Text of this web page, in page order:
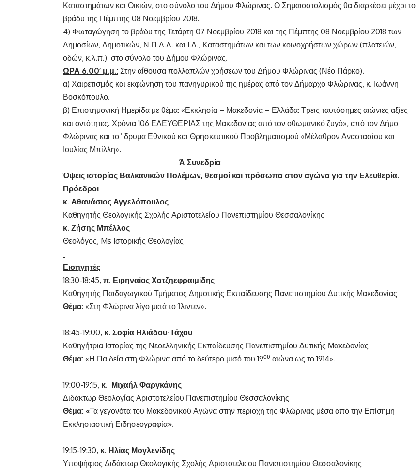
Καταστημάτων και Οικιών, στο σύνολο του Δήμου Φλώρινας. Ο Σημαιοστολισμός θα διαρκέσει μέχρι το
βράδυ της Πέμπτης 08 Νοεμβρίου 2018.
4) Φωταγώγηση το βράδυ της Τετάρτη 07 Νοεμβρίου 2018 και της Πέμπτης 08 Νοεμβρίου 2018 των
Δημοσίων, Δημοτικών, Ν.Π.Δ.Δ. και Ι.Δ., Καταστημάτων και των κοινοχρήστων χώρων (πλατειών,
οδών, κ.λ.π.), στο σύνολο του Δήμου Φλώρινας.
ΩΡΑ 6.00’ μ.μ.: Στην αίθουσα πολλαπλών χρήσεων του Δήμου Φλώρινας (Νέο Πάρκο).
α) Χαιρετισμός και εκφώνηση του πανηγυρικού της ημέρας από τον Δήμαρχο Φλώρινας, κ. Ιωάννη
Βοσκόπουλο.
β) Επιστημονική Ημερίδα με θέμα: «Εκκλησία – Μακεδονία – Ελλάδα: Τρεις ταυτόσημες αιώνιες αξίες
και οντότητες. Χρόνια 106 ΕΛΕΥΘΕΡΙΑΣ της Μακεδονίας από τον οθωμανικό ζυγό», από τον Δήμο
Φλώρινας και το Ίδρυμα Εθνικού και Θρησκευτικού Προβληματισμού «Μέλαθρον Αναστασίου και
Ιουλίας Μπίλλη».
Ά Συνεδρία
Όψεις ιστορίας Βαλκανικών Πολέμων, θεσμοί και πρόσωπα στον αγώνα για την Ελευθερία.
Πρόεδροι
κ. Αθανάσιος Αγγελόπουλος
Καθηγητής Θεολογικής Σχολής Αριστοτελείου Πανεπιστημίου Θεσσαλονίκης
κ. Ζήσης Μπέλλος
Θεολόγος, Ms Ιστορικής Θεολογίας
Εισηγητές
18:30-18:45, π. Ειρηναίος Χατζηεφραιμίδης
Καθηγητής Παιδαγωγικού Τμήματος Δημοτικής Εκπαίδευσης Πανεπιστημίου Δυτικής Μακεδονίας
Θέμα: «Στη Φλώρινα λίγο μετά το Ίλιντεν».
18:45-19:00, κ. Σοφία Ηλιάδου-Τάχου
Καθηγήτρια Ιστορίας της Νεοελληνικής Εκπαίδευσης Πανεπιστημίου Δυτικής Μακεδονίας
Θέμα: «Η Παιδεία στη Φλώρινα από το δεύτερο μισό του 19ου αιώνα ως το 1914».
19:00-19:15, κ. Μιχαήλ Φαργκάνης
Διδάκτωρ Θεολογίας Αριστοτελείου Πανεπιστημίου Θεσσαλονίκης
Θέμα: «Τα γεγονότα του Μακεδονικού Αγώνα στην περιοχή της Φλώρινας μέσα από την Επίσημη
Εκκλησιαστική Ειδησεογραφία».
19:15-19:30, κ. Ηλίας Μογλενίδης
Υποψήφιος Διδάκτωρ Θεολογικής Σχολής Αριστοτελείου Πανεπιστημίου Θεσσαλονίκης